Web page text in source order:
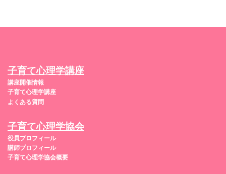
子育て心理学講座
講座開催情報
子育て心理学講座
よくある質問
子育て心理学協会
役員プロフィール
講師プロフィール
子育て心理学協会概要